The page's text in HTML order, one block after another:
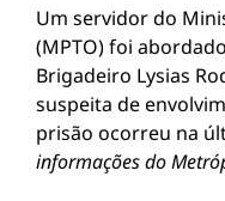
Um servidor do
(MPTO) foi
Brigadeiro Lysias
suspeita de
prisão ocorreu na
informações do